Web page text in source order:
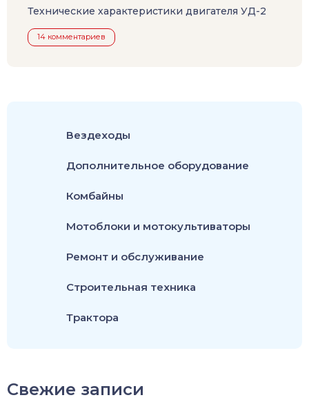
Технические характеристики двигателя УД-2
14 комментариев
Вездеходы
Дополнительное оборудование
Комбайны
Мотоблоки и мотокультиваторы
Ремонт и обслуживание
Строительная техника
Трактора
Свежие записи